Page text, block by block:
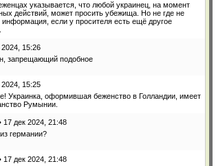
указывается, что любой украинец, на момент
действий, может просить убежища. Но не где не
информация, если у просителя есть ещё другое
2024, 15:26
запрещающий подобное
2024, 15:25
Украинка, оформившая беженство в Голландии, имеет
Румынии.
17 дек 2024, 21:48
германии?
17 дек 2024, 21:48